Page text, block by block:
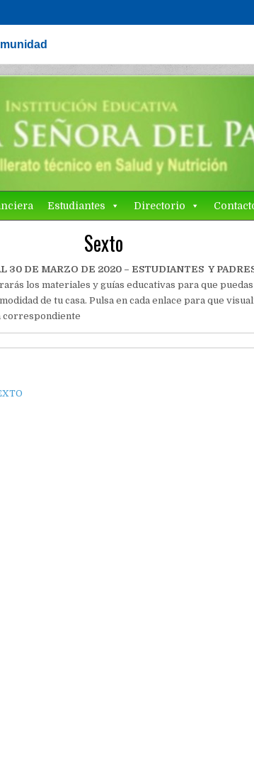
Estudiantes Directorio
Sexto
30 DE MARZO DE 2020 – ESTUDIANTES Y
los materiales y guías educativas para que
de tu casa. Pulsa en cada enlace para que
correspondiente